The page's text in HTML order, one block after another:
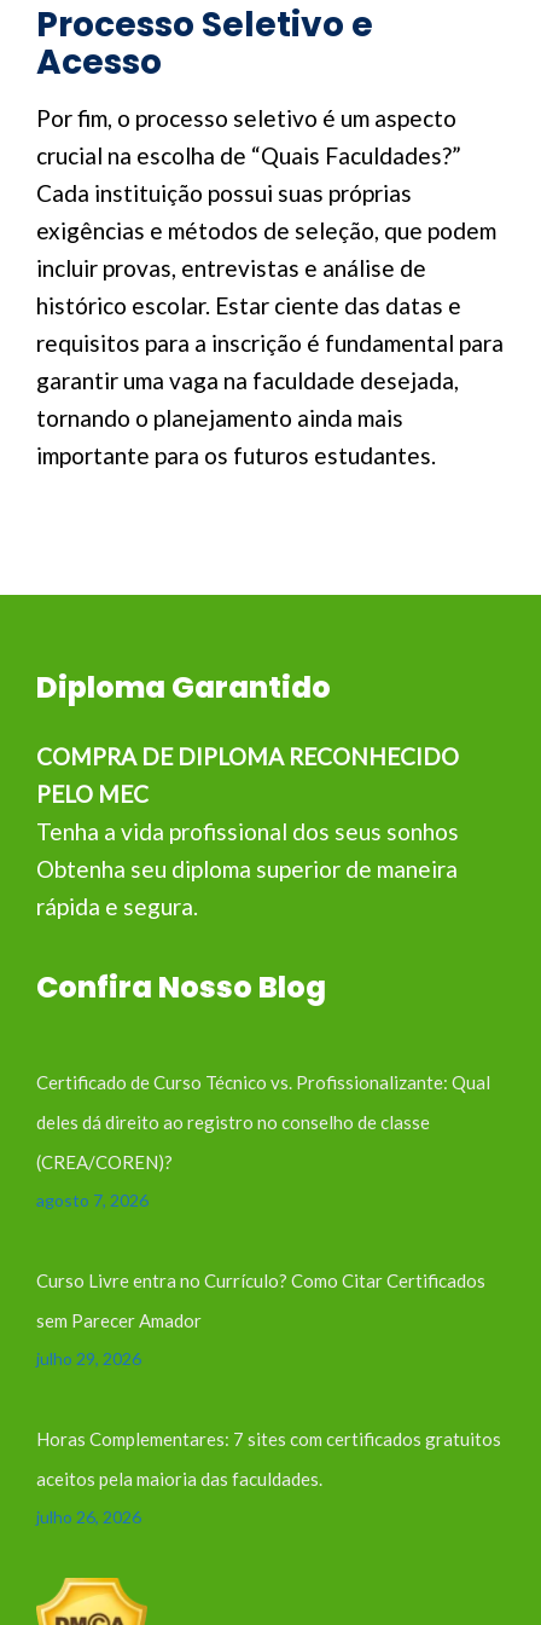
Processo Seletivo e
Acesso
Por fim, o processo seletivo é um aspecto
crucial na escolha de “Quais Faculdades?”
Cada instituição possui suas próprias
exigências e métodos de seleção, que podem
incluir provas, entrevistas e análise de
histórico escolar. Estar ciente das datas e
requisitos para a inscrição é fundamental para
garantir uma vaga na faculdade desejada,
tornando o planejamento ainda mais
importante para os futuros estudantes.
Diploma Garantido
COMPRA DE DIPLOMA RECONHECIDO
PELO MEC
Tenha a vida profissional dos seus sonhos
Obtenha seu diploma superior de maneira
rápida e segura.
Confira Nosso Blog
Certificado de Curso Técnico vs. Profissionalizante: Qual
deles dá direito ao registro no conselho de classe
(CREA/COREN)?
agosto 7, 2026
Curso Livre entra no Currículo? Como Citar Certificados
sem Parecer Amador
julho 29, 2026
Horas Complementares: 7 sites com certificados gratuitos
aceitos pela maioria das faculdades.
julho 26, 2026